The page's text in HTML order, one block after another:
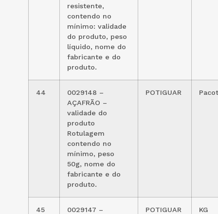
resistente,
contendo no
mínimo: validade
do produto, peso
líquido, nome do
fabricante e do
produto.
44
0029148 –
AÇAFRÃO –
validade do
produto
Rotulagem
contendo no
mínimo, peso
50g, nome do
fabricante e do
produto.
POTIGUAR
45
0029147 –
POTIGUAR KG